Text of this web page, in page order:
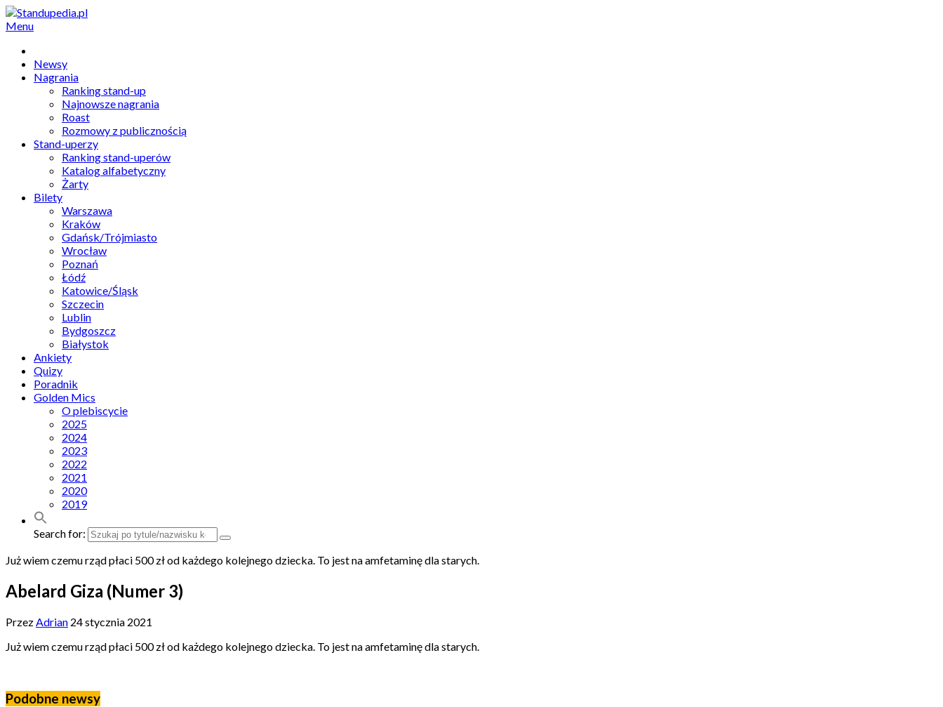
Menu
Newsy
Nagrania
Ranking stand-up
Najnowsze nagrania
Roast
Rozmowy z publicznością
Stand-uperzy
Ranking stand-uperów
Katalog alfabetyczny
Żarty
Bilety
Warszawa
Kraków
Gdańsk/Trójmiasto
Wrocław
Poznań
Łódź
Katowice/Śląsk
Szczecin
Lublin
Bydgoszcz
Białystok
Ankiety
Quizy
Poradnik
Golden Mics
O plebiscycie
2025
2024
2023
2022
2021
2020
2019
Search for:
Już wiem czemu rząd płaci 500 zł od każdego kolejnego dziecka. To jest na amfetaminę dla starych.
Abelard Giza (Numer 3)
PrzezAdrian 24 stycznia 2021
Już wiem czemu rząd płaci 500 zł od każdego kolejnego dziecka. To jest na amfetaminę dla starych.
Podobne newsy